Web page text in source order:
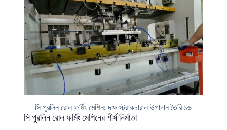
সি পুরলিন রোল ফর্মিং মেশিন: দক্ষ স্ট্রাকচারাল উপাদান তৈরি ১৬
সি পুরলিন রোল ফর্মিং মেশিনের শীর্ষ নির্মাতা